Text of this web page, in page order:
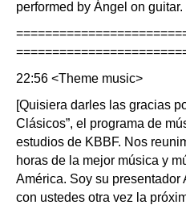
performed by Ángel on guitar.
22:56 <Theme music>
[Quisiera darles las gracias
Clásicos”, el programa de
estudios de KBBF. Nos
horas de la mejor música y
América. Soy su presentador
con ustedes otra vez la